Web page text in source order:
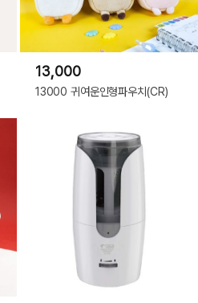
13,000
13000 귀여운인형파우치(CR)